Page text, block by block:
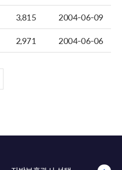
3,815
2004-06-09
2,971
2004-06-06